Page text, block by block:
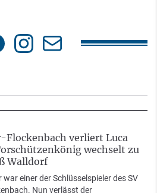
Flockenbach verliert Luca
wechselt zu
Walldorf
war einer der Schlüsselspieler des SV
Nun verlässt der